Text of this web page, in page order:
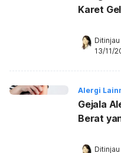
Karet
13/11/
Alergi
Gejala
Berat